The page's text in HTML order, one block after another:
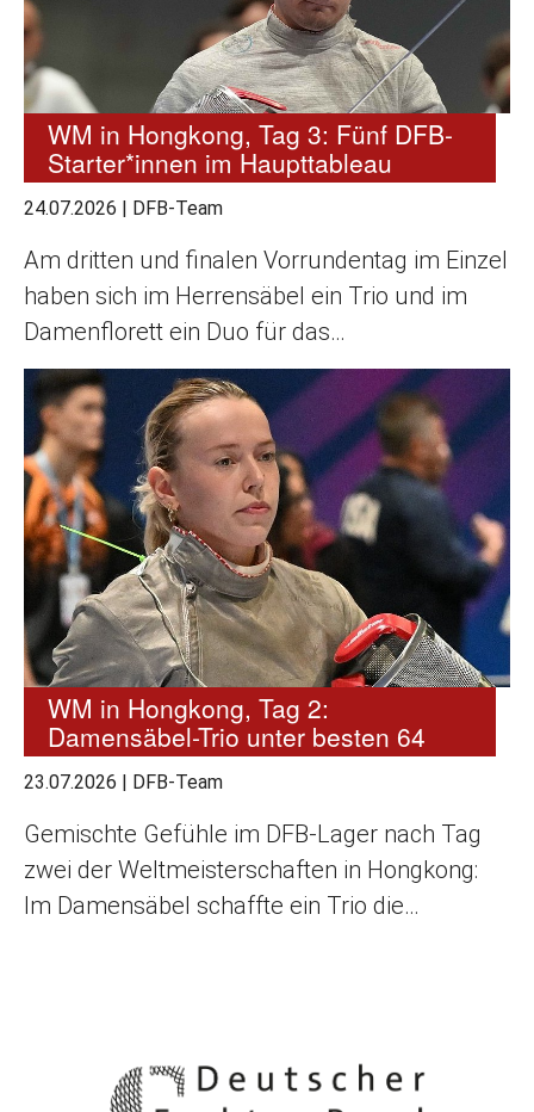
WM in Hongkong, Tag 3: Fünf DFB-
Starter*innen im Haupttableau
24.07.2026 DFB-Team
Am dritten und finalen Vorrundentag im Einzel
haben sich im Herrensäbel ein Trio und im
Damenflorett ein Duo für das…
WM in Hongkong, Tag 2:
Damensäbel-Trio unter besten 64
23.07.2026 | DFB-Team
Gemischte Gefühle im DFB-Lager nach Tag
zwei der Weltmeisterschaften in Hongkong:
Im Damensäbel schaffte ein Trio die…